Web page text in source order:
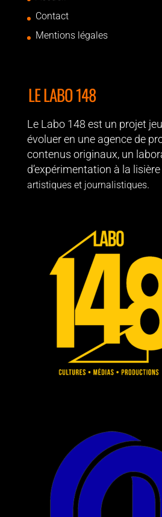
Contact
Mentions légales
LE LABO 148
Le Labo 148 est un projet
évoluer en une agence de
contenus originaux, un
d’expérimentation à la
artistiques et journalistiques.